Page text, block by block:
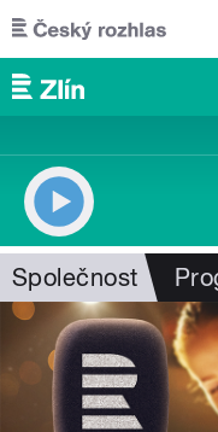
Přejít k hlavnímu obsahu
Společnost